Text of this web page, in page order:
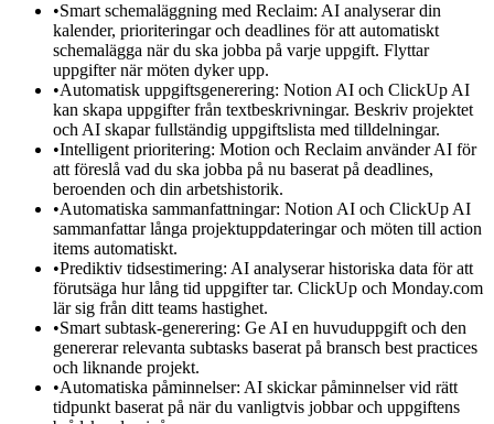
•Smart schemaläggning med Reclaim: AI analyserar din
kalender, prioriteringar och deadlines för att automatiskt
schemalägga när du ska jobba på varje uppgift. Flyttar
uppgifter när möten dyker upp.
•Automatisk uppgiftsgenerering: Notion AI och ClickUp AI
kan skapa uppgifter från textbeskrivningar. Beskriv projektet
och AI skapar fullständig uppgiftslista med tilldelningar.
•Intelligent prioritering: Motion och Reclaim använder AI för
att föreslå vad du ska jobba på nu baserat på deadlines,
beroenden och din arbetshistorik.
•Automatiska sammanfattningar: Notion AI och ClickUp AI
sammanfattar långa projektuppdateringar och möten till action
items automatiskt.
•Prediktiv tidsestimering: AI analyserar historiska data för att
förutsäga hur lång tid uppgifter tar. ClickUp och Monday.com
lär sig från ditt teams hastighet.
•Smart subtask-generering: Ge AI en huvuduppgift och den
genererar relevanta subtasks baserat på bransch best practices
och liknande projekt.
•Automatiska påminnelser: AI skickar påminnelser vid rätt
tidpunkt baserat på när du vanligtvis jobbar och uppgiftens